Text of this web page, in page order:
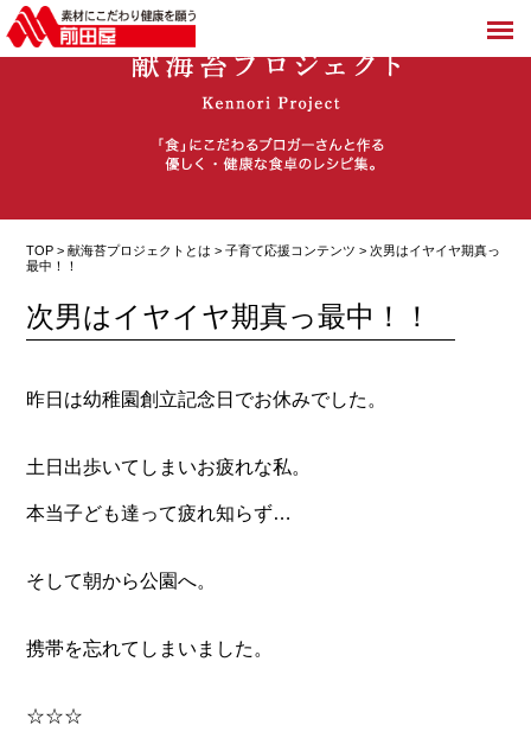
TOP >献海苔プロジェクトとは >子育て応援コンテンツ> 次男はイヤイヤ期真っ
最中！！
次男はイヤイヤ期真っ最中！！
昨日は幼稚園創立記念日でお休みでした。
土日出歩いてしまいお疲れな私。
本当子ども達って疲れ知らず…
そして朝から公園へ。
携帯を忘れてしまいました。
☆☆☆